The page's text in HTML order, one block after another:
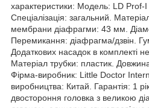
характеристики: Модель: LD Prof-
Спеціалізація: загальний.
мембрани діафрагми: 43 мм.
Перемикання: діафрагма/дзвін.
Додаткових насадок в комплекті
Матеріал трубки: пластик.
Фірма-виробник: Little Doctor
виробництва: Китай. Гарантія: 1
двостороння головка з великою